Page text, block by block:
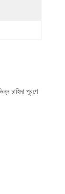
চাহিদা পূরণে